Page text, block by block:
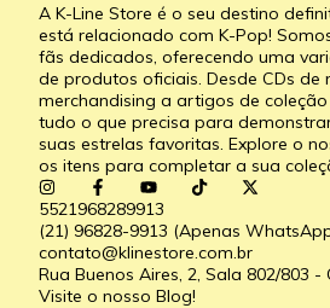
A K-Line Store é o seu destino
está relacionado com K-Pop!
fãs dedicados, oferecendo uma
de produtos oficiais. Desde CDs de
merchandising a artigos de coleção
tudo o que precisa para
suas estrelas favoritas. Explore o
os itens para completar a sua
5521968289913
(21) 96828-9913 (Apenas
contato@klinestore.com.br
Rua Buenos Aires, 2, Sala 802/803 -
Visite o nosso Blog!